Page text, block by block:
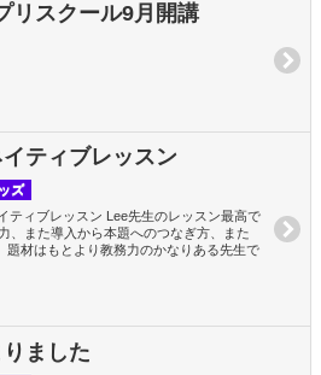
リスクール9月開講
ティブレッスン
ズ
ィブレッスン Lee先生のレッスン最高で
、また導入から本題へのつなぎ方、また
題材はもとより教務力のかなりある先生で
ました